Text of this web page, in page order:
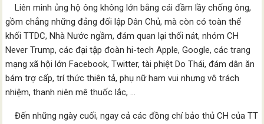
Liên minh ủng hộ ông không lớn bằng cái đầm lầy chống ông,
gồm chẳng những đảng đối lập Dân Chủ, mà còn có toàn thể
khối TTDC, Nhà Nước ngầm, đám quan lại thối nát, nhóm CH
Never Trump, các đại tập đoàn hi-tech Apple, Google, các trang
mạng xã hội lớn Facebook, Twitter, tài phiệt Do Thái, đám dân ăn
bám trợ cấp, trí thức thiên tả, phụ nữ ham vui nhưng vô trách
nhiệm, thanh niên mê thuốc lắc, …
Đến những ngày cuối, ngay cả các đồng chí bảo thủ CH của TT